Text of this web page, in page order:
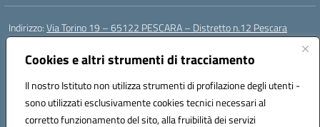
Cookies e altri strumenti di tracciamento
Il nostro Istituto non utilizza strumenti di profilazione degli utenti -
sono utilizzati esclusivamente cookies tecnici necessari al
corretto funzionamento del sito, alla fruibilità dei servizi
Indirizzo:Via Torino 19 – 65122 PESCARA – Distretto n.12 Pescara
Centralino:
Posta elettronica certificata (PEC):peic835007@pec.istruzione.it
Codice fiscale: 91117430685
Codice meccanografico:PEIC835007
Codice Indice delle Pubbliche Amministrazioni (IPA): istsc_peic835007